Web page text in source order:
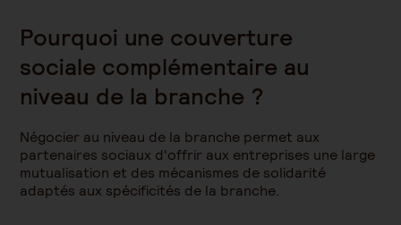
Pourquoi une couverture
sociale complémentaire au
niveau de la branche ?
Négocier au niveau de la branche permet aux
partenaires sociaux d'offrir aux entreprises une large
mutualisation et des mécanismes de solidarité
adaptés aux spécificités de la branche.